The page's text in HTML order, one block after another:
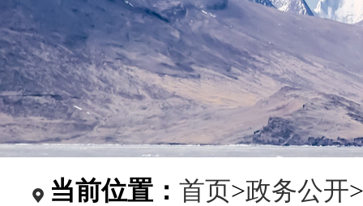
当前位置： 首页>政务公开>